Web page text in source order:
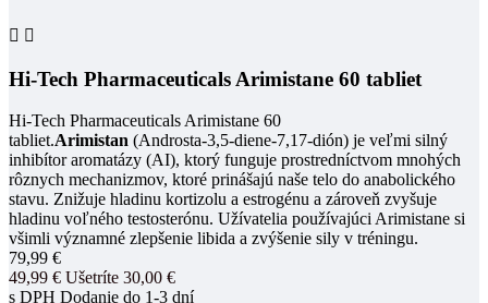
 
Hi-Tech Pharmaceuticals Arimistane 60 tabliet
Hi-Tech Pharmaceuticals Arimistane 60
tabliet.Arimistan (Androsta-3,5-diene-7,17-dión) je veľmi silný
inhibítor aromatázy (AI), ktorý funguje prostredníctvom mnohých
rôznych mechanizmov, ktoré prinášajú naše telo do anabolického
stavu. Znižuje hladinu kortizolu a estrogénu a zároveň zvyšuje
hladinu voľného testosterónu. Užívatelia používajúci Arimistane si
všimli významné zlepšenie libida a zvýšenie sily v tréningu.
79,99 €
49,99 € Ušetríte 30,00 €
s DPH Dodanie do 1-3 dní